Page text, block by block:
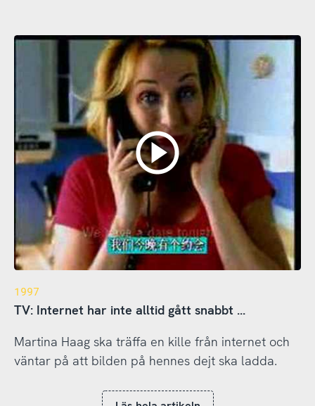
1997
TV: Internet har inte alltid gått snabbt ...
Martina Haag ska träffa en kille från internet och
väntar på att bilden på hennes dejt ska ladda.